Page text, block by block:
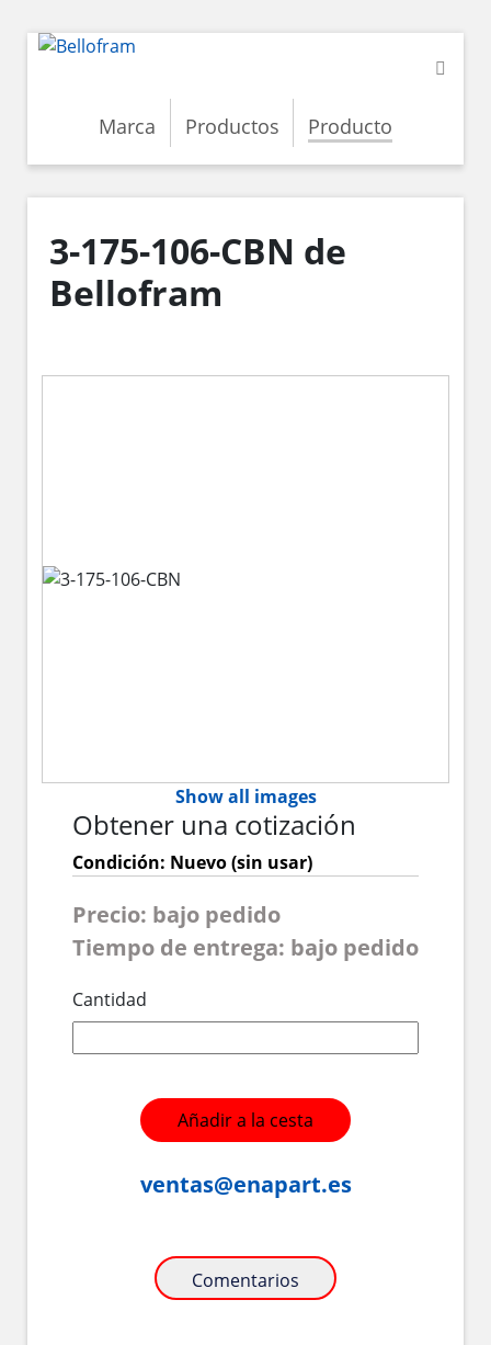
Marca Productos Producto
3-175-106-CBN de
Bellofram
Show all images
Obtener una cotización
Condición: Nuevo (sin usar)
Precio: bajo pedido
Tiempo de entrega: bajo pedido
Cantidad
Añadir a la cesta
ventas@enapart.es
Comentarios